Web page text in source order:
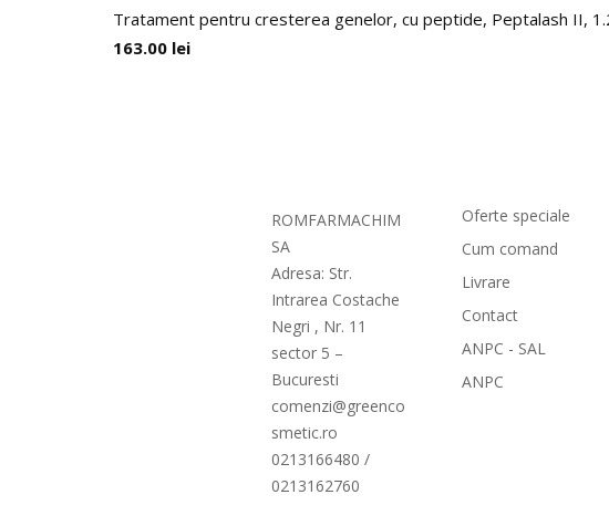
Tratament pentru cresterea genelor, cu peptide, Peptalash II,
163.00 lei
ROMFARMACHIM
SA
Adresa: Str.
Intrarea Costache
Negri , Nr. 11
sector 5 –
Bucuresti
comenzi@greenco
smetic.ro
0213166480 /
0213162760
Oferte speciale
Cum comand
Livrare
Contact
ANPC - SAL
ANPC